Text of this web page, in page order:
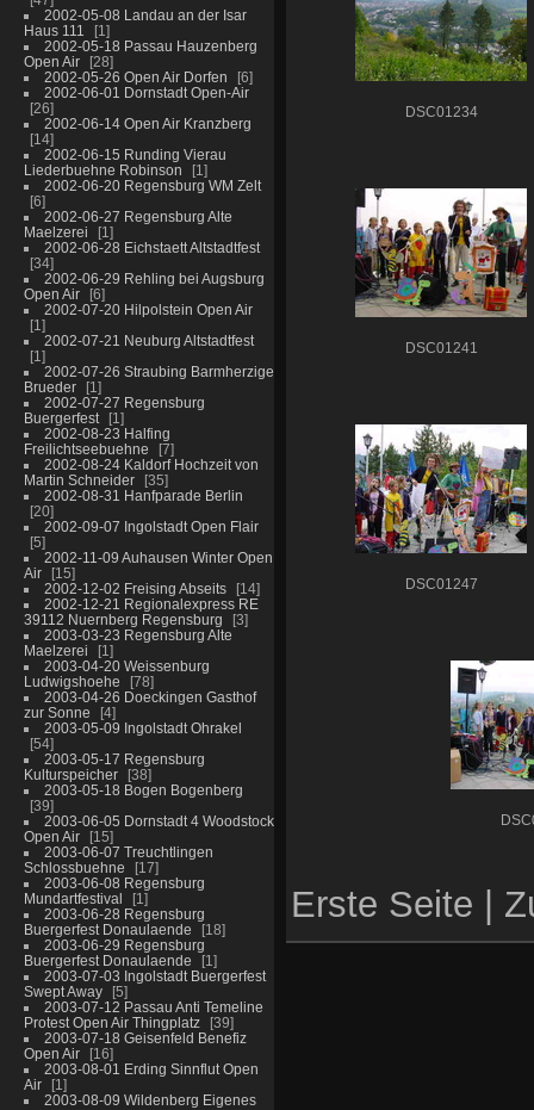
2002-05-08 Landau an der Isar
Haus 111
1
2002-05-18 Passau Hauzenberg
Open Air
28
2002-05-26 Open Air Dorfen
6
2002-06-01 Dornstadt Open-Air
26
2002-06-14 Open Air Kranzberg
14
2002-06-15 Runding Vierau
Liederbuehne Robinson
1
2002-06-20 Regensburg WM Zelt
6
2002-06-27 Regensburg Alte
Maelzerei
1
2002-06-28 Eichstaett Altstadtfest
34
2002-06-29 Rehling bei Augsburg
Open Air
6
2002-07-20 Hilpolstein Open Air
1
2002-07-21 Neuburg Altstadtfest
1
2002-07-26 Straubing Barmherzige
Brueder
1
2002-07-27 Regensburg
Buergerfest
1
2002-08-23 Halfing
Freilichtseebuehne
7
2002-08-24 Kaldorf Hochzeit von
Martin Schneider
35
2002-08-31 Hanfparade Berlin
20
2002-09-07 Ingolstadt Open Flair
5
2002-11-09 Auhausen Winter Open
Air
15
2002-12-02 Freising Abseits
14
2002-12-21 Regionalexpress RE
39112 Nuernberg Regensburg
3
2003-03-23 Regensburg Alte
Maelzerei
1
2003-04-20 Weissenburg
Ludwigshoehe
78
2003-04-26 Doeckingen Gasthof
zur Sonne
4
2003-05-09 Ingolstadt Ohrakel
54
2003-05-17 Regensburg
Kulturspeicher
38
2003-05-18 Bogen Bogenberg
39
2003-06-05 Dornstadt 4 Woodstock
Open Air
15
2003-06-07 Treuchtlingen
Schlossbuehne
17
2003-06-08 Regensburg
Mundartfestival
1
2003-06-28 Regensburg
Buergerfest Donaulaende
18
2003-06-29 Regensburg
Buergerfest Donaulaende
1
2003-07-03 Ingolstadt Buergerfest
Swept Away
5
2003-07-12 Passau Anti Temeline
Protest Open Air Thingplatz
39
2003-07-18 Geisenfeld Benefiz
Open Air
16
2003-08-01 Erding Sinnflut Open
Air
1
2003-08-09 Wildenberg Eigenes
DSC01234
DSC01241
DSC01247
Erste Seite |